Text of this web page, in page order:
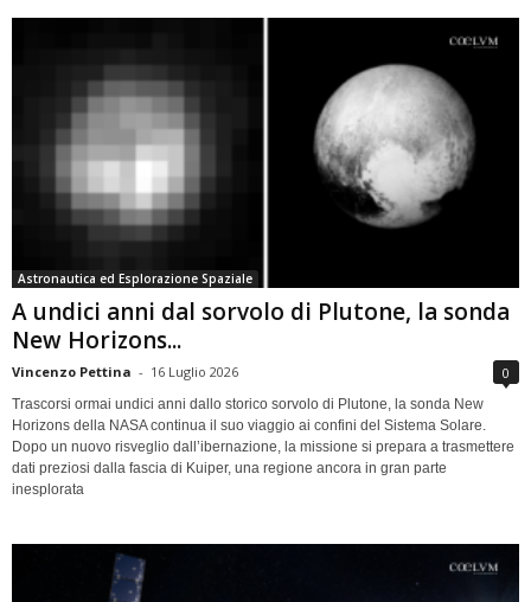
Astronautica ed Esplorazione Spaziale
A undici anni dal sorvolo di Plutone, la sonda
New Horizons...
Vincenzo Pettina - 16 Luglio 2026 0
Trascorsi ormai undici anni dallo storico sorvolo di Plutone, la sonda New
Horizons della NASA continua il suo viaggio ai confini del Sistema Solare.
Dopo un nuovo risveglio dall’ibernazione, la missione si prepara a trasmettere
dati preziosi dalla fascia di Kuiper, una regione ancora in gran parte
inesplorata